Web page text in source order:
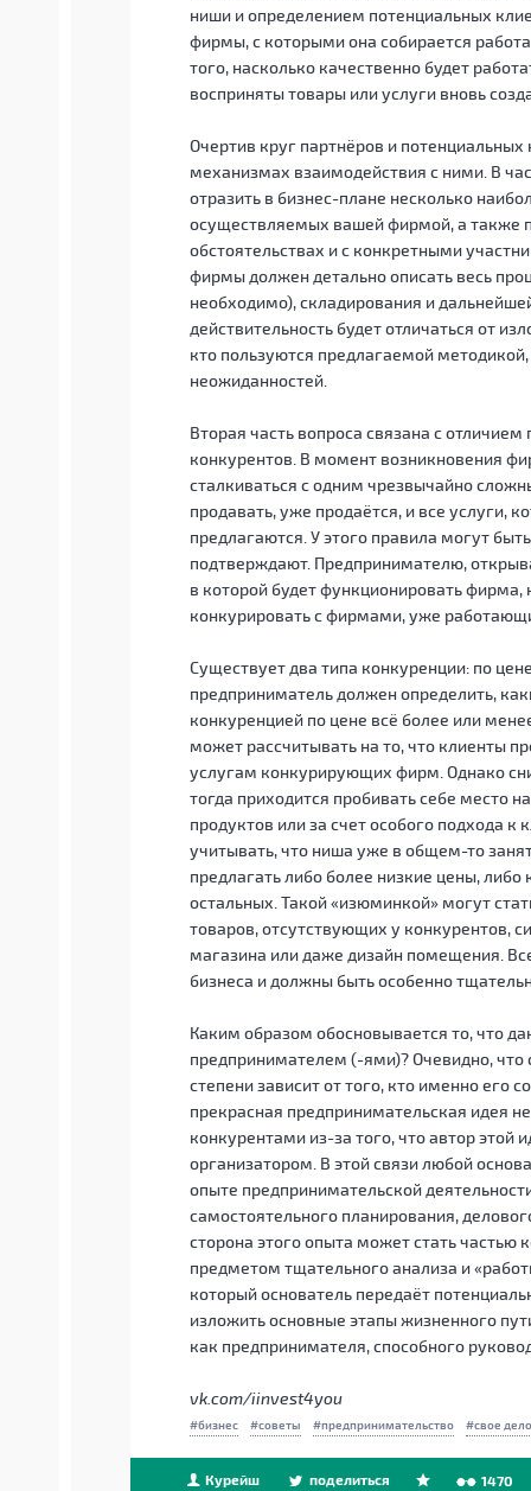
ниши и определением потенциальных
фирмы, с которыми она собирается
того, насколько качественно будет
восприняты товары или услуги вновь
Очертив круг партнёров и
механизмах взаимодействия с ними. В
отразить в бизнес-плане несколько
осуществляемых вашей фирмой, а также
обстоятельствах и с конкретными
фирмы должен детально описать весь
необходимо), складирования и
действительность будет отличаться от
кто пользуются предлагаемой
неожиданностей.
Вторая часть вопроса связана с
конкурентов. В момент возникновения
сталкиваться с одним чрезвычайно
продавать, уже продаётся, и все услуги,
предлагаются. У этого правила могут
подтверждают. Предпринимателю,
в которой будет функционировать
конкурировать с фирмами, уже
Существует два типа конкуренции: по
предприниматель должен определить,
конкуренцией по цене всё более или
может рассчитывать на то, что клиенты
услугам конкурирующих фирм. Однако
тогда приходится пробивать себе место
продуктов или за счет особого подхода
учитывать, что ниша уже в общем-то
предлагать либо более низкие цены,
остальных. Такой «изюминкой» могут
товаров, отсутствующих у конкурентов,
магазина или даже дизайн помещения.
бизнеса и должны быть особенно
Каким образом обосновывается то, что
предпринимателем (-ями)? Очевидно, что
степени зависит от того, кто именно его
прекрасная предпринимательская идея
конкурентами из-за того, что автор
организатором. В этой связи любой
опыте предпринимательской
самостоятельного планирования,
сторона этого опыта может стать частью
предметом тщательного анализа и
который основатель передаёт
изложить основные этапы жизненного
как предпринимателя, способного
vk.com/iinvest4you
бизнес советы предпринимательство свое дело
Курейш поделиться 1470